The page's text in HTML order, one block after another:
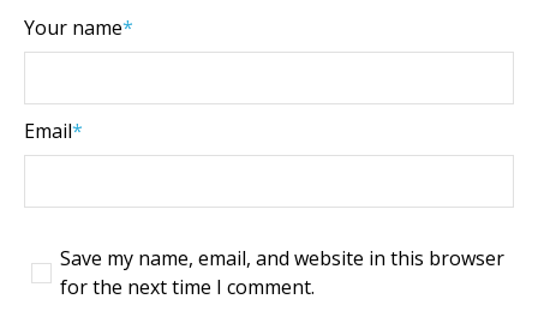
Your name*
Email*
Save my name, email, and website in this browser
for the next time I comment.